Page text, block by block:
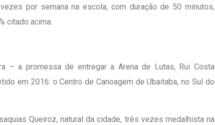
por semana na escola, com duração de 50 minutos,
citado acima.
– a promessa de entregar a Arena de Lutas, Rui Costa
em 2016: o Centro de Canoagem de Ubaitaba, no Sul do
Queiroz, natural da cidade, três vezes medalhista na